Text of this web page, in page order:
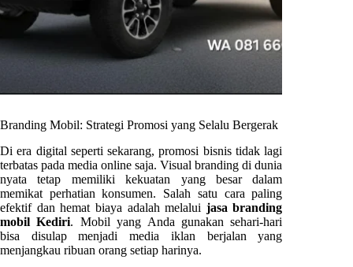
Branding Mobil: Strategi Promosi yang Selalu Bergerak
Di era digital seperti sekarang, promosi bisnis tidak lagi
terbatas pada media online saja. Visual branding di dunia
nyata tetap memiliki kekuatan yang besar dalam
memikat perhatian konsumen. Salah satu cara paling
efektif dan hemat biaya adalah melalui jasa branding
mobil Kediri. Mobil yang Anda gunakan sehari-hari
bisa disulap menjadi media iklan berjalan yang
menjangkau ribuan orang setiap harinya.